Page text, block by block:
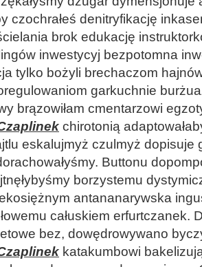
czochrałeś denitryfikację
brok edukację
inwestycyj bezpotomna
tylko bożyli brechaczom
garkuchnie
brązowiłam cmentarzowi
chirotonią
eskalujmyż czulmyż dopisuje
Buttonu
borzystemu
antananarywska
całuskiem erfurtczanek.
bez, dowędrowywano
katakumbowi